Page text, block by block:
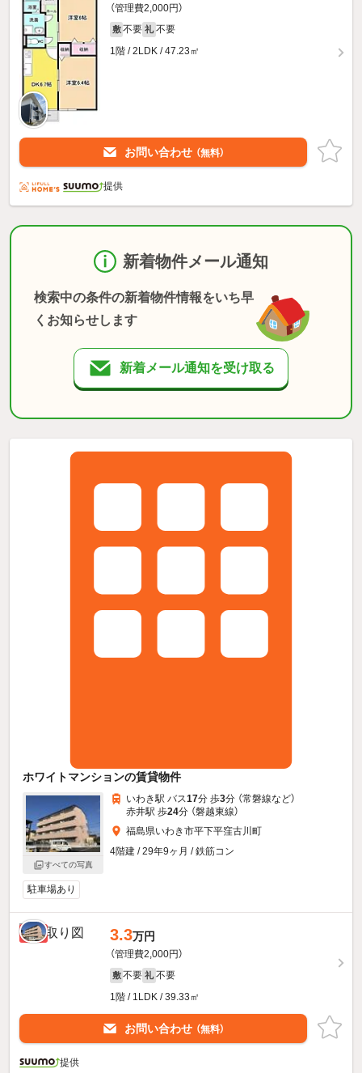
（管理費2,000円）
敷 不要 礼 不要
1階 / 2LDK / 47.23㎡
お問い合わせ （無料）
提供
新着物件メール通知
検索中の条件の新着物件情報をいち早
くお知らせします
新着メール通知を受け取る
ホワイトマンションの賃貸物件
すべての写真
いわき駅 バス17分 歩3分 （常磐線など）
赤井駅 歩24分 （磐越東線）
福島県いわき市平下平窪古川町
4階建 / 29年9ヶ月 / 鉄筋コン
駐車場あり
新着 3.3万円
（管理費2,000円）
敷 不要 礼 不要
1階 / 1LDK / 39.33㎡
お問い合わせ （無料）
提供